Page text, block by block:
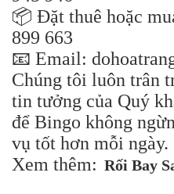
📦 Đặt thuê hoặc
899 663
📧 Email:
Chúng tôi luôn trân
tin tưởng của Quý
để Bingo không
vụ tốt hơn mỗi ngày.
Xem thêm: Rối Bay